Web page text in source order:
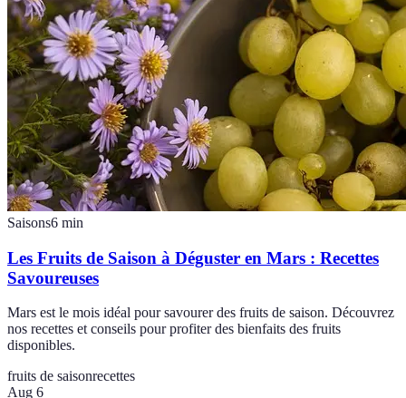
Saisons6 min
Les Fruits de Saison à Déguster en Mars : Recettes
Savoureuses
Mars est le mois idéal pour savourer des fruits de saison. Découvrez
nos recettes et conseils pour profiter des bienfaits des fruits
disponibles.
fruits de saisonrecettes
Aug 6